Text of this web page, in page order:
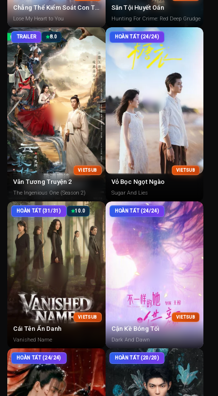
Lose My Heart to You
Săn Tội Huyết Oán
Hunting For Crime: Red Deep Grudge
TRAILER 8.0
VIETSUB
Vân Tương Truyện 2
The Ingenious One (Season 2)
HOÀN TẤT (24/24)
VIETSUB
Vỏ Bọc Ngọt Ngào
Sugar And Lies
HOÀN TẤT (31/31) 10.0
VIETSUB
Cái Tên Ẩn Danh
Vanished Name
HOÀN TẤT (24/24)
VIETSUB
Cận Kề Bóng Tối
Dark And Dawn
HOÀN TẤT (24/24) HOÀN TẤT (20/20)